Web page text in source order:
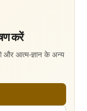
करें
आत्म-ज्ञान के अन्य